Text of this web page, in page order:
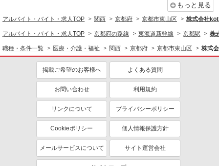
同じ特徴から求人を探す
未経験歓迎
ミドル（40代～）活躍中
社会保険あり
産休・育休取得実績あり
もっと見る
アルバイト・バイト・求人TOP 関西 京都府 京都市東山区 株式会社
アルバイト・バイト・求人TOP 京都府の路線 東海道新幹線 京都駅 株
職種・条件一覧 医療・介護・福祉 関西 京都府 京都市東山区 株式
掲載ご希望のお客様へ よくある質問
お問い合わせ 利用規約
リンクについて プライバシーポリシー
Cookieポリシー 個人情報保護方針
メールサービスについて サイト運営会社